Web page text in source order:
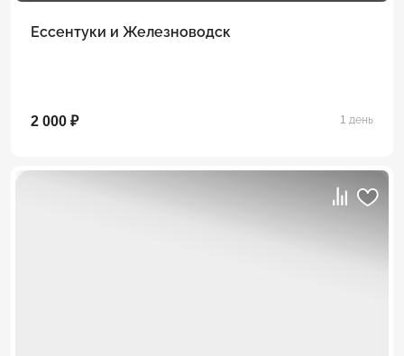
Ессентуки и Железноводск
2 000 ₽ 1 день